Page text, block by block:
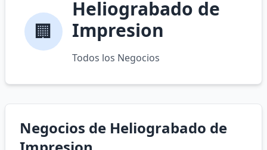
🏢
Heliograbado de
Impresion
Todos los Negocios
Negocios de Heliograbado de